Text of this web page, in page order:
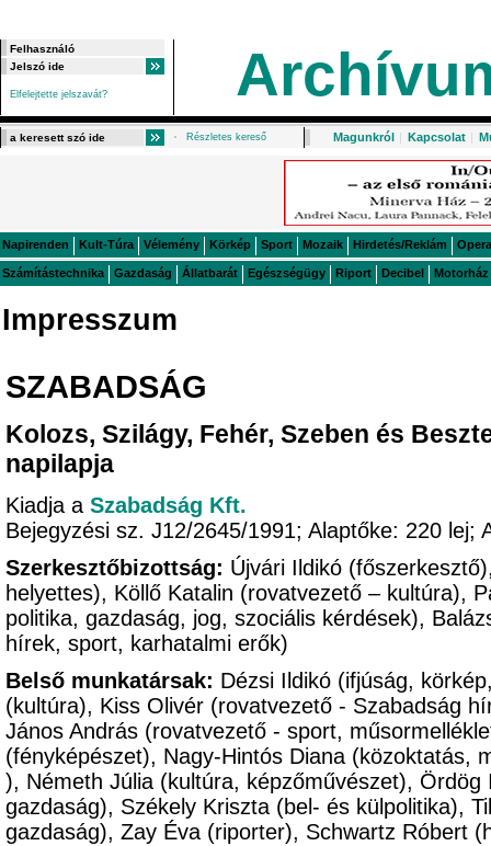
Elfelejtette jelszavát?
Részletes kereső Magunkról | Kapcsolat |
Napirenden Kult-Túra Vélemény Körkép Sport Mozaik Hirdetés/Reklám Opera
Számítástechnika Gazdaság Állatbarát Egészségügy Riport Decibel Motorház
Impresszum
SZABADSÁG
Kolozs, Szilágy, Fehér, Szeben és
napilapja
Kiadja a Szabadság Kft.
Bejegyzési sz. J12/2645/1991; Alaptőke: 220 lej;
Szerkesztőbizottság: Újvári Ildikó
helyettes), Köllő Katalin (rovatvezető – kultúra),
politika, gazdaság, jog, szociális kérdések),
hírek, sport, karhatalmi erők)
Belső munkatársak: Dézsi Ildikó (ifjúság,
(kultúra), Kiss Olivér (rovatvezető - Szabadság
János András (rovatvezető - sport,
(fényképészet), Nagy-Hintós Diana (közoktatás,
), Németh Júlia (kultúra, képzőművészet),
gazdaság), Székely Kriszta (bel- és külpolitika),
gazdaság), Zay Éva (riporter), Schwartz Róbert